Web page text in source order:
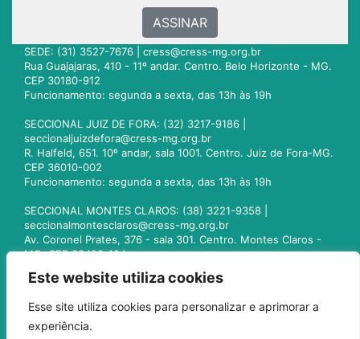
Este website utiliza cookies
Esse site utiliza cookies para personalizar e aprimorar a
experiência.
ASSINAR
SEDE: (31) 3527-7676 | cress@cress-mg.org.br
Rua Guajajaras, 410 - 11º andar. Centro. Belo Horizonte - MG.
CEP 30180-912
Funcionamento: segunda a sexta, das 13h às 19h
SECCIONAL JUIZ DE FORA: (32) 3217-9186 |
seccionaljuizdefora@cress-mg.org.br
R. Halfeld, 651. 10º andar, sala 1001. Centro. Juiz de Fora-MG.
CEP 36010-002
Funcionamento: segunda a sexta, das 13h às 19h
SECCIONAL MONTES CLAROS: (38) 3221-9358 |
seccionalmontesclaros@cress-mg.org.br
Av. Coronel Prates, 376 - sala 301. Centro. Montes Claros -
MG. CEP 39400-104
seccionaluberlandia@cress-mg.org.br
Av. Afonso Pena, 547 - sala 101. Uberlândia - MG. CEP